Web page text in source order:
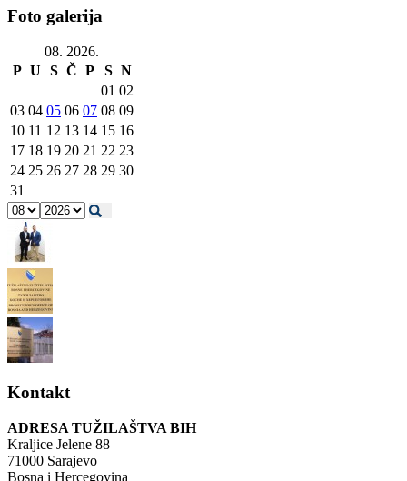
Foto galerija
08. 2026.
P U S Č P S N
01 02
03 04 05 06 07 08 09
10 11 12 13 14 15 16
17 18 19 20 21 22 23
24 25 26 27 28 29 30
31
Kontakt
ADRESA TUŽILAŠTVA BIH
Kraljice Jelene 88
71000 Sarajevo
Bosna i Hercegovina